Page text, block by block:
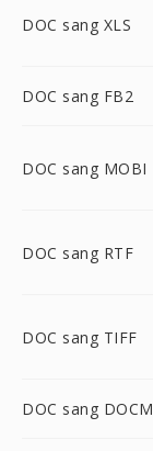
DOC sang XLS
DOC sang FB2
DOC sang MOBI
DOC sang RTF
DOC sang TIFF
DOC sang DOCM